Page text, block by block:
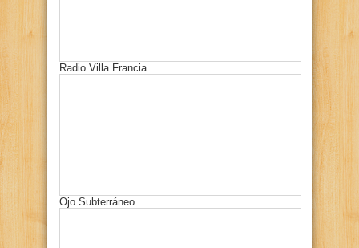
Radio Villa Francia
Ojo Subterráneo